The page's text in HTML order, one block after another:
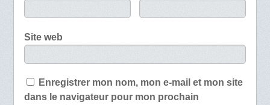
Site web
Enregistrer mon nom, mon e-mail et mon site
dans le navigateur pour mon prochain